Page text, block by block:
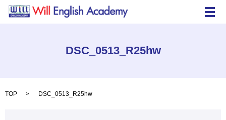
メ
DSC_0513_R25hw
TOP DSC_0513_R25hw